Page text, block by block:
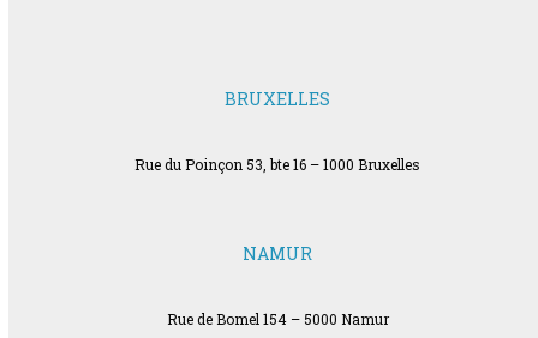
BRUXELLES
Rue du Poinçon 53, bte 16 – 1000 Bruxelles
NAMUR
Rue de Bomel 154 – 5000 Namur